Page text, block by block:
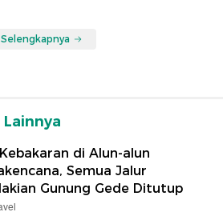
Selengkapnya
di Alun-alun
Semua Jalur
Gunung Gede Ditutup